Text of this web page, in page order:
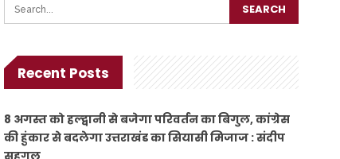
Recent Posts
8 अगस्त को हल्द्वानी से बजेगा परिवर्तन का बिगुल, कांग्रेस
की हुंकार से बदलेगा उत्तराखंड का सियासी मिजाज : संदीप
सहगल